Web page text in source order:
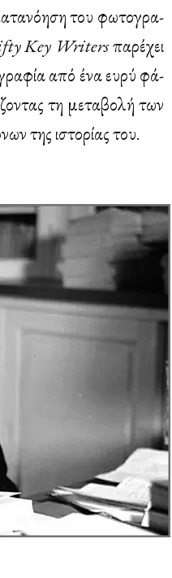
του φω­το­γρα­
Key Writersπα­ρέ­χει
από ένα ευ­ρύ φά­
τη με­τα­βο­λή των
της ιστο­ρί­ας του.